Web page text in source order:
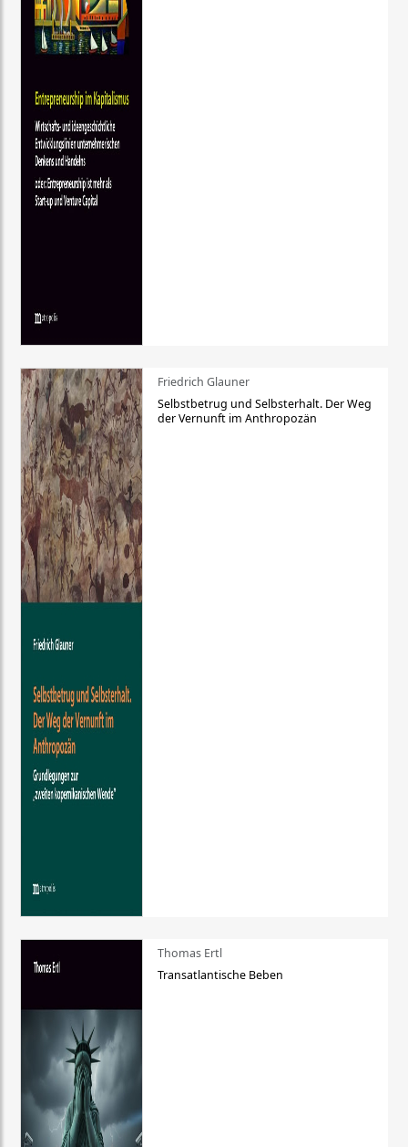
Friedrich Glauner
Selbstbetrug und Selbsterhalt. Der Weg
der Vernunft im Anthropozän
Thomas Ertl
Transatlantische Beben